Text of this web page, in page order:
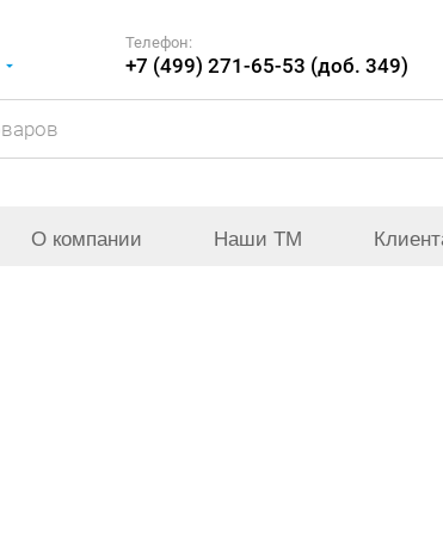
Телефон:
+7 (499) 271-65-53 (доб. 349)
О компании Наши ТМ